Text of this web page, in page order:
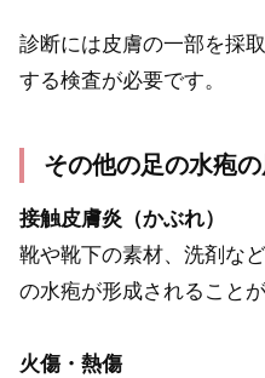
診断には皮膚の一部を採
する検査が必要です。
その他の足の水疱の
接触皮膚炎（かぶれ）
靴や靴下の素材、洗剤な
の水疱が形成されることが
火傷・熱傷